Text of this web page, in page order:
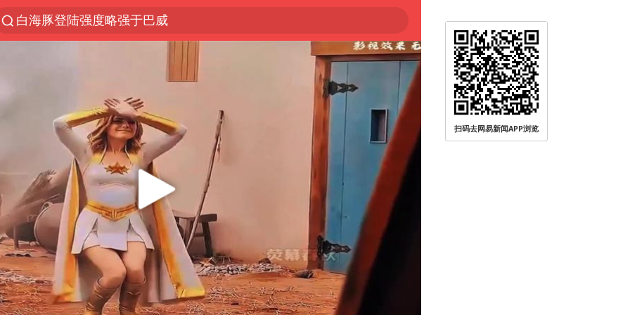
白海豚登陆强度略强于巴威
上半年我国经营主体结构持续优化
浙江省委书记：该停下的坚决停下来
杭州机场已取消航班388架次
中国籍豪华游艇富商之子在泰国被杀
上海中心千吨“镇楼神器”摆动明显
白海豚北上或致京津冀暴雨
看完所有石窟需2000元？景区回应
10余省份将出现强风雨 局地特大暴雨
广西公开征集涉黑涉恶犯罪线索
扫码去网易新闻APP浏览